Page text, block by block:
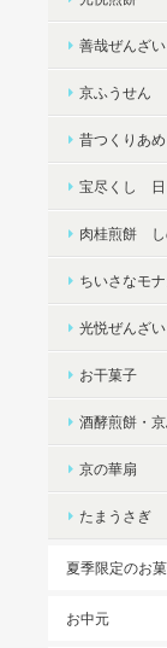
善哉ぜんざい
京ふうせん
昔つくりあめ
宝尽くし 日
肉桂煎餅 し
ちいさなモ
光悦ぜんざい
お干菓子
酒酵煎餅・
京の華扇
たまうさぎ
夏季限定のお
お中元